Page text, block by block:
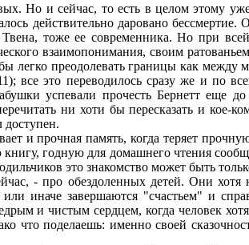
Но и сейчас, то есть в целом этому
действительно даровано
тоже ее современника. Но при
взаимопонимания, своим
легко преодолевать границы как
все это переводилось сразу же и по
успевали прочесть Бернетт еще до
ни хоти бы пересказать и
и прочная память, когда теряет
годную для домашнего чтения
это знакомство может быть
- про обездоленных детей. Они хотя
иначе завершаются "счастьем" и
и чистым сердцем, когда человек
что поделаешь: именно своей